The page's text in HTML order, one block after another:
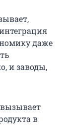
даже
и заводы,
в